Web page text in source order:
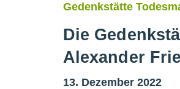
Gedenkstätte
Die
Alexander
13. Dezember 2022